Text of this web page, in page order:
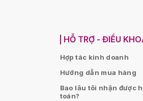
HỖ TRỢ - ĐIỀU
Hợp tác kinh doanh
Hướng dẫn mua hàng
Bao lâu tôi nhận được
toán?